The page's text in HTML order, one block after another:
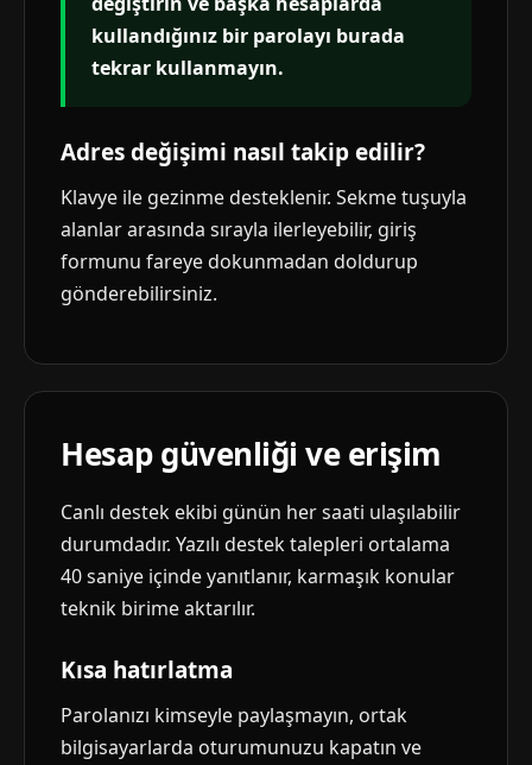
kullandığınız bir parolayı burada
tekrar kullanmayın.
Adres değişimi nasıl takip edilir?
Klavye ile gezinme desteklenir. Sekme tuşuyla
alanlar arasında sırayla ilerleyebilir, giriş
formunu fareye dokunmadan doldurup
gönderebilirsiniz.
Hesap güvenliği ve erişim
Canlı destek ekibi günün her saati ulaşılabilir
durumdadır. Yazılı destek talepleri ortalama
40 saniye içinde yanıtlanır, karmaşık konular
teknik birime aktarılır.
Kısa hatırlatma
Parolanızı kimseyle paylaşmayın, ortak
bilgisayarlarda oturumunuzu kapatın ve